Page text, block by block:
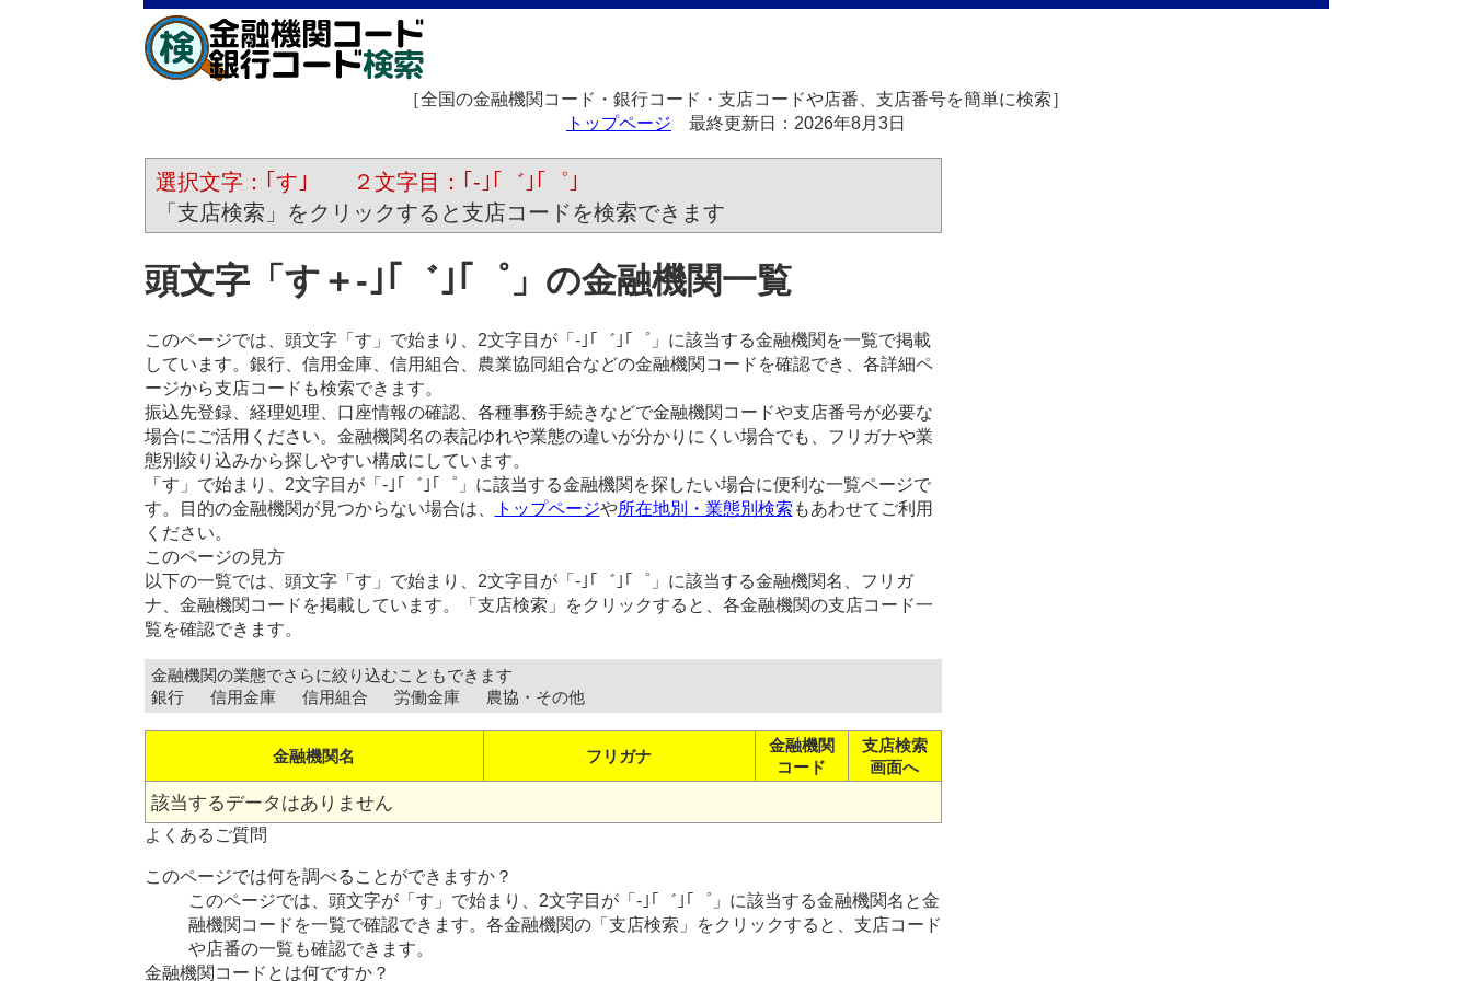
［全国の金融機関コード・銀行コード・支店コードや店番、支店番号を簡単に検索］
トップページ 最終更新日： 2026年8月3日
選択文字：｢す｣ ２文字目：｢-｣｢゛｣｢゜｣
「支店検索」をクリックすると支店コードを検索できます
頭文字「す＋-｣｢゛｣｢゜」の金融機関一覧
このページでは、頭文字「す」で始まり、2文字目が「-｣｢゛｣｢゜」に該当する金融機関を一覧で掲載
しています。銀行、信用金庫、信用組合、農業協同組合などの金融機関コードを確認でき、各詳細ペ
ージから支店コードも検索できます。
振込先登録、経理処理、口座情報の確認、各種事務手続きなどで金融機関コードや支店番号が必要な
場合にご活用ください。金融機関名の表記ゆれや業態の違いが分かりにくい場合でも、フリガナや業
態別絞り込みから探しやすい構成にしています。
「す」で始まり、2文字目が「-｣｢゛｣｢゜」に該当する金融機関を探したい場合に便利な一覧ページで
す。目的の金融機関が見つからない場合は、
トップページや所在地別・業態別検索 もあわせてご利用
ください。
このページの見方
以下の一覧では、頭文字「す」で始まり、2文字目が「-｣｢゛｣｢゜」に該当する金融機関名、フリガ
ナ、金融機関コードを掲載しています。「支店検索」をクリックすると、各金融機関の支店コード一
覧を確認できます。
金融機関の業態でさらに絞り込むこともできます
銀行
信用金庫 信用組合 労働金庫 農協・その他
金融機関名 フリガナ
金融機関
コード
支店検索
画面へ
該当するデータはありません
よくあるご質問
このページでは何を調べることができますか？
このページでは、頭文字が「す」で始まり、2文字目が「-｣｢゛｣｢゜」に該当する金融機関名と金
融機関コードを一覧で確認できます。各金融機関の「支店検索」をクリックすると、支店コード
や店番の一覧も確認できます。
金融機関コードとは何ですか？